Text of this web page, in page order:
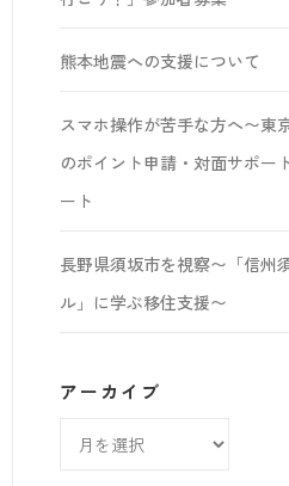
熊本地震への支援について
スマホ操作が苦手な方へ〜東
のポイント申請・対面サポー
ート
長野県須坂市を視察〜「信州
ル」に学ぶ移住支援〜
アーカイブ